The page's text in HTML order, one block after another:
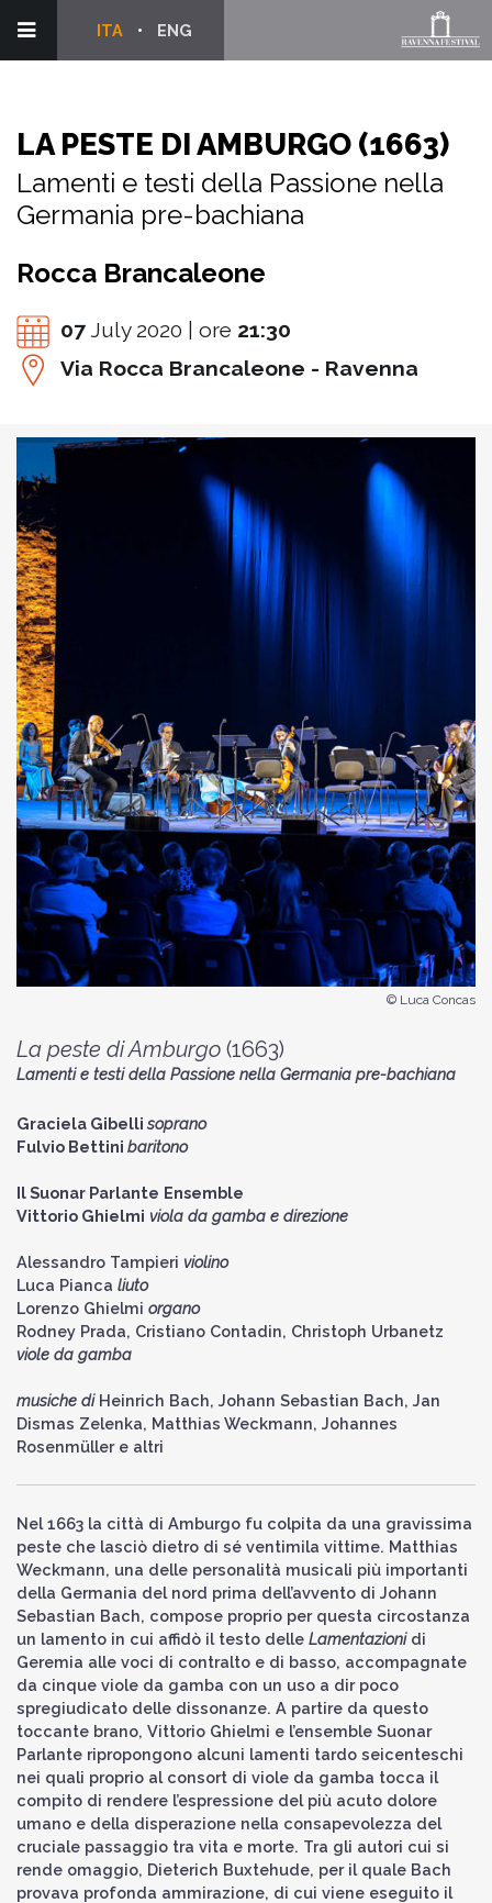
ENG
ITA
LA PESTE DI AMBURGO (1663)
Lamenti e testi della Passione nella
Germania pre-bachiana
Rocca Brancaleone
07 July 2020 | ore 21:30
Via Rocca Brancaleone - Ravenna
© Luca Concas
La peste di Amburgo (1663)
Lamenti e testi della Passione nella Germania pre-bachiana
Graciela Gibellisoprano
Fulvio Bettini baritono
Il Suonar Parlante Ensemble
Vittorio Ghielmi viola da gamba e direzione
Alessandro Tampieri violino
Luca Pianca liuto
Lorenzo Ghielmi organo
Rodney Prada, Cristiano Contadin, Christoph Urbanetz
viole da gamba
musiche di Heinrich Bach, Johann Sebastian Bach, Jan
Dismas Zelenka, Matthias Weckmann, Johannes
Rosenmüller e altri
Nel 1663 la città di Amburgo fu colpita da una gravissima
peste che lasciò dietro di sé ventimila vittime. Matthias
Weckmann, una delle personalità musicali più importanti
della Germania del nord prima dell’avvento di Johann
Sebastian Bach, compose proprio per questa circostanza
un lamento in cui affidò il testo delle Lamentazionidi
Geremia alle voci di contralto e di basso, accompagnate
da cinque viole da gamba con un uso a dir poco
spregiudicato delle dissonanze. A partire da questo
toccante brano, Vittorio Ghielmi e l’ensemble Suonar
Parlante ripropongono alcuni lamenti tardo seicenteschi
nei quali proprio al consort di viole da gamba tocca il
compito di rendere l’espressione del più acuto dolore
umano e della disperazione nella consapevolezza del
cruciale passaggio tra vita e morte. Tra gli autori cui si
rende omaggio, Dieterich Buxtehude, per il quale Bach
provava profonda ammirazione, di cui viene eseguito il